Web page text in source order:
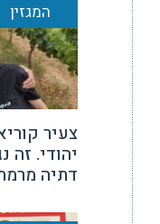
המגזין
צעיר
יהודי. זה
דתיה